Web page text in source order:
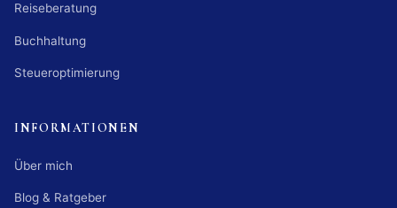
Reiseberatung
Buchhaltung
Steueroptimierung
INFORMATIONEN
Über mich
Blog & Ratgeber